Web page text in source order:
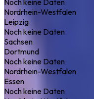
Nordrhein-Westfalen
Leipzig
Noch keine Daten
Sachsen
Dortmund
Noch keine Daten
Nordrhein-Westfalen
Essen
Noch keine Daten